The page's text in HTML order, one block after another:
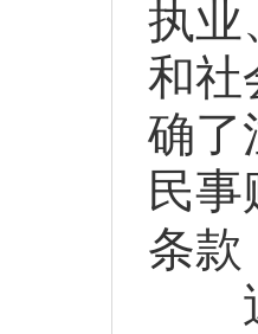
执业
和社
确了
民事
条款
近